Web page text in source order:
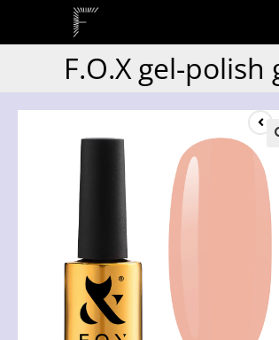
F.O.X gel-